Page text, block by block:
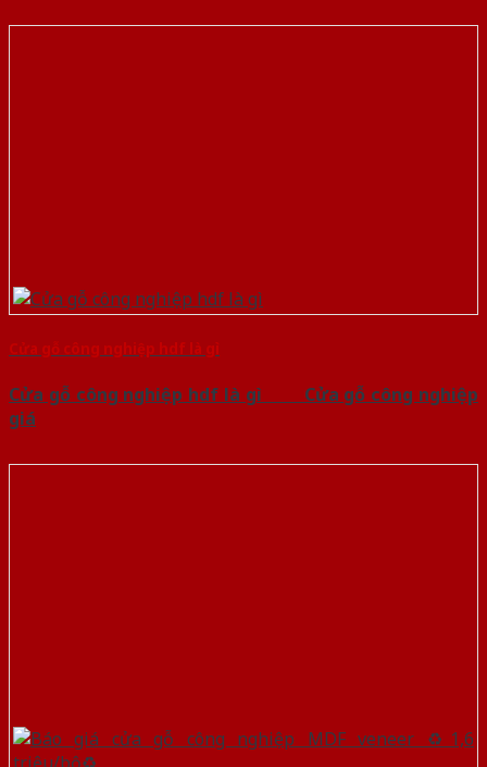
Cửa gỗ công nghiệp hdf là gì
Cửa gỗ công nghiệp hdf là gì Cửa gỗ công nghiệp
giá